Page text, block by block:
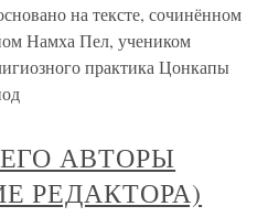
на тексте, сочинённом
Намха Пел, учеником
практика Цонкапы
АВТОРЫ
РЕДАКТОРА)